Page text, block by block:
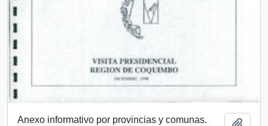
Anexo informativo por provincias y comunas.